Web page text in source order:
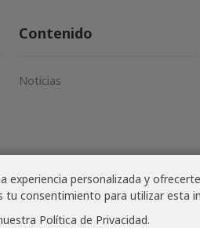
personalizada y
tu consentimiento para utilizar esta
Política de Privacidad.
Contenido
Noticias